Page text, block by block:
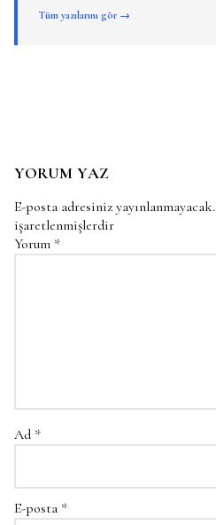
Tüm yazılarını gör →
YORUM YAZ
E-posta adresiniz yayınlanmayacak.
işaretlenmişlerdir
Yorum *
Ad *
E-posta *